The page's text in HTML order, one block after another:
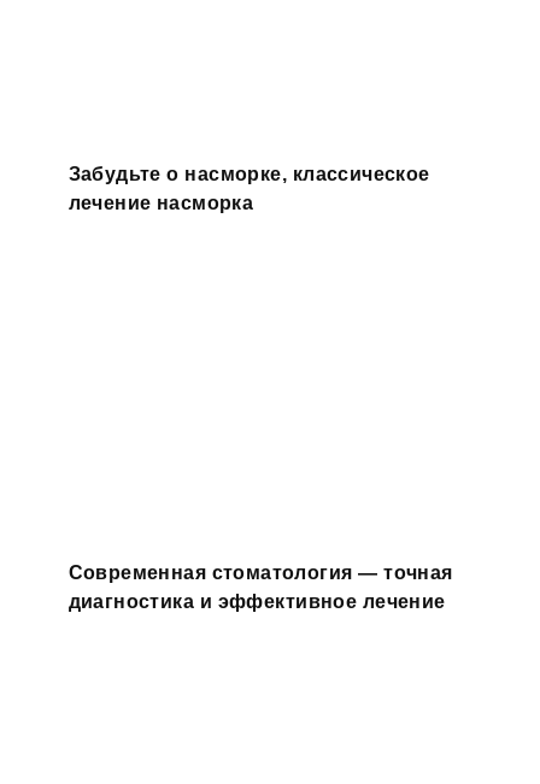
Забудьте о насморке, классическое
лечение насморка
Современная стоматология — точная
диагностика и эффективное лечение